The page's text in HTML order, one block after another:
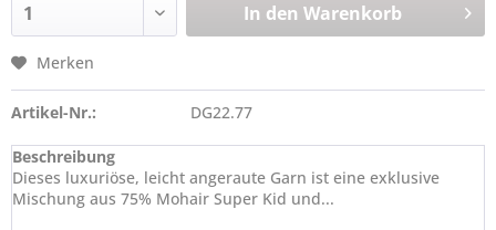
In den Warenkorb
Merken
Artikel-Nr.: DG22.77
Beschreibung
Dieses luxuriöse, leicht angeraute Garn ist eine exklusive
Mischung aus 75% Mohair Super Kid und...